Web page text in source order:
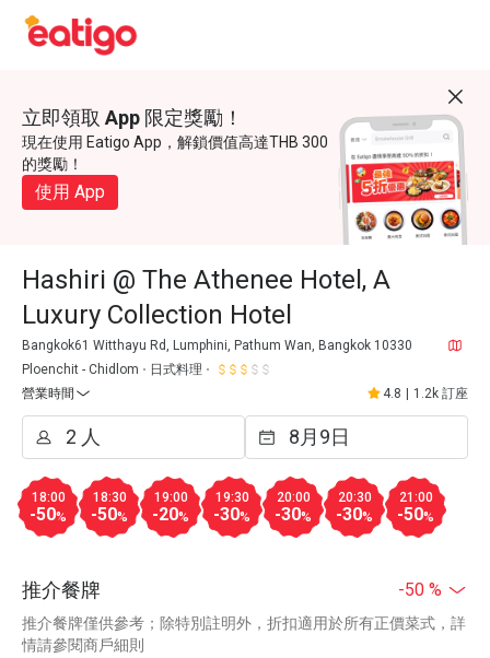
立即領取 App 限定獎勵！
現在使用 Eatigo App，解鎖價值高達THB 300
的獎勵！
使用 App
Hashiri @ The Athenee Hotel, A
Luxury Collection Hotel
Bangkok61 Witthayu Rd, Lumphini, Pathum Wan, Bangkok 10330
Ploenchit - Chidlom
日式料理
營業時間
4.8 1.2k 訂座
18:00
-50%
18:30
-50%
19:00
-20%
19:30
-30%
20:00
-30%
20:30
-30%
21:00
-50%
推介餐牌 -50 %
推介餐牌僅供參考；除特別註明外，折扣適用於所有正價菜式，詳
情請參閱商戶細則